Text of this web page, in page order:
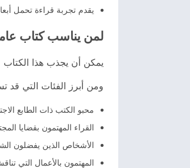
يقدم تجربة قراءة تحمل
لمن يناسب كتاب
يمكن أن يجذب هذا الكتاب
ومن أبرز الفئات التي قد
محبو الكتب ذات الطابع
القراء المهتمون بقضايا
الأشخاص الذين يفضلون
المهتمون بالأعمال التي